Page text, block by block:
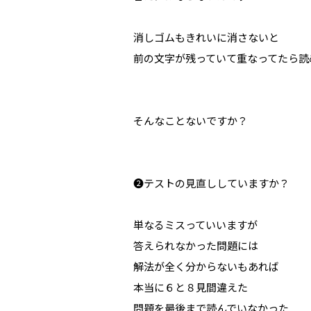
消しゴムもきれいに消さないと
前の文字が残っていて重なってたら
そんなことないですか？
❷テストの見直ししていますか？
単なるミスっていいますが
答えられなかった問題には
解法が全く分からないもあれば
本当に６と８見間違えた
問題を最後まで読んでいなかった